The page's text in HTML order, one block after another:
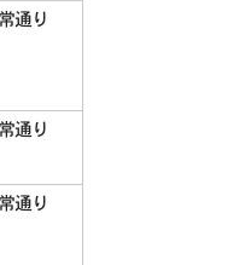
通り
通り
通り